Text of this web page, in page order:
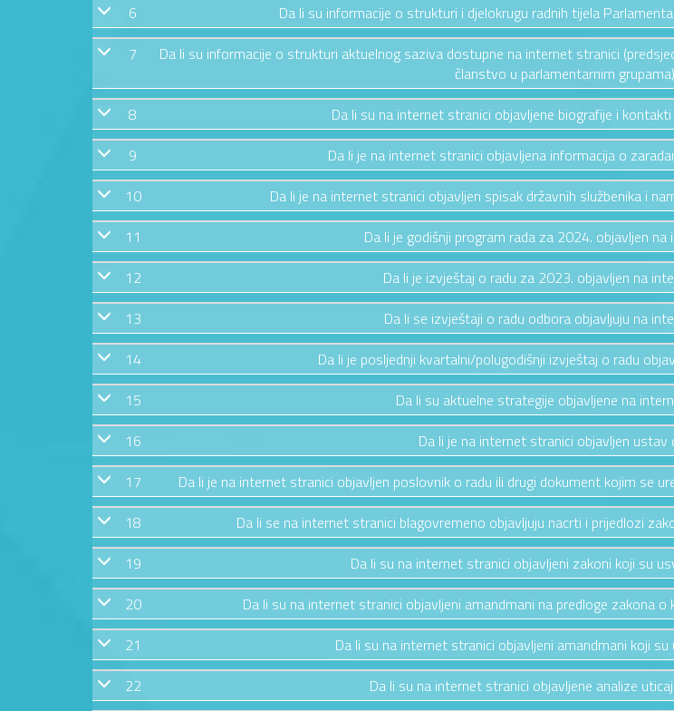
6
Da li su informacije o strukturi i djelokrugu radnih tijela
7
Da li su informacije o strukturi aktuelnog saziva dostupne na internet stranici
članstvo u parlamentarnim
8 Da li su na internet stranici objavljene biografije i
9
Da li je na internet stranici objavljena informacija o
10
Da li je na internet stranici objavljen spisak državnih službenika i
11
Da li je godišnji program rada za 2024. objavljen
12
Da li je izvještaj o radu za 2023. objavljen na
13
Da li se izvještaji o radu odbora objavljuju na
14
Da li je posljednji kvartalni/polugodišnji izvještaj o radu
15
Da li su aktuelne strategije objavljene na
16
Da li je na internet stranici objavljen ustav
17
Da li je na internet stranici objavljen poslovnik o radu ili drugi dokument kojim se
18
Da li se na internet stranici blagovremeno objavljuju nacrti i prijedlozi
19
Da li su na internet stranici objavljeni zakoni koji su
20
Da li su na internet stranici objavljeni amandmani na predloge zakona
21
Da li su na internet stranici objavljeni amandmani koji su
22
Da li su na internet stranici objavljene analize